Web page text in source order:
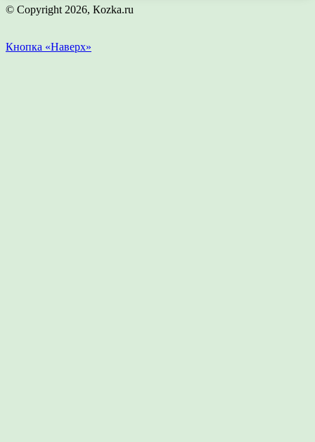
© Copyright 2026, Кozka.ru
Кнопка «Наверх»